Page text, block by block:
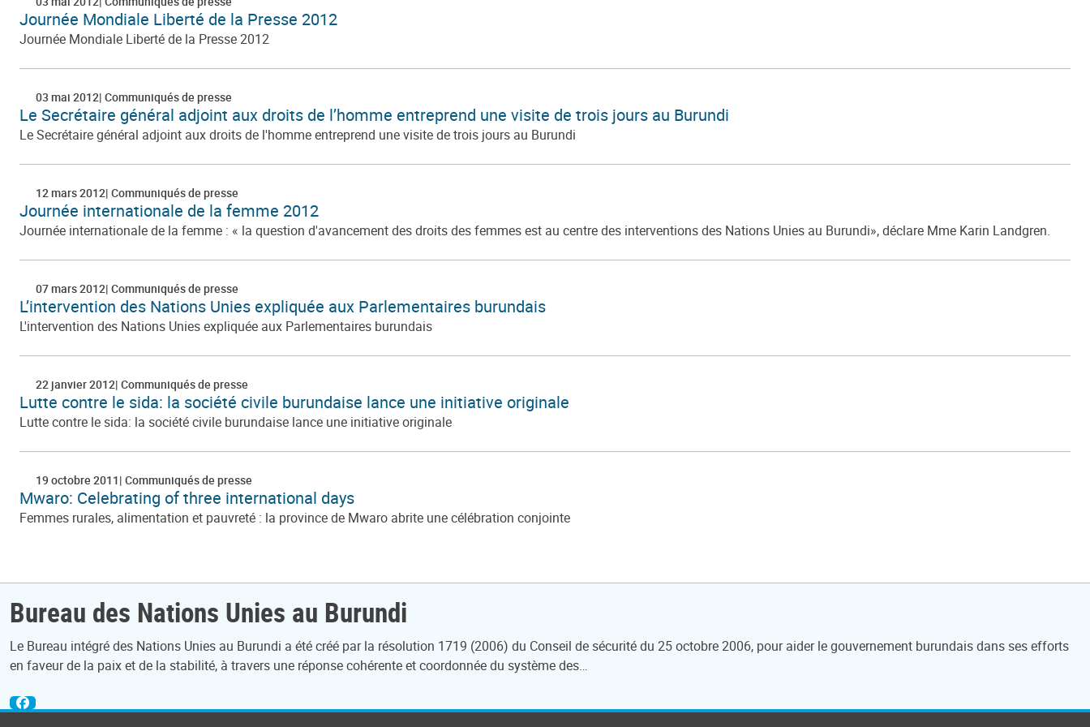
Journée Mondiale Liberté de la Presse 2012
Journée Mondiale Liberté de la Presse 2012
03 mai 2012 Communiqués de presse
Le Secrétaire général adjoint aux droits de l’homme entreprend une visite de trois jours au Burundi
Le Secrétaire général adjoint aux droits de l'homme entreprend une visite de trois jours au Burundi
12 mars 2012 Communiqués de presse
Journée internationale de la femme 2012
Journée internationale de la femme : « la question d'avancement des droits des femmes est au centre des interventions des Nations Unies au Burundi», déclare Mme Karin Landgren.
07 mars 2012 Communiqués de presse
L’intervention des Nations Unies expliquée aux Parlementaires burundais
L'intervention des Nations Unies expliquée aux Parlementaires burundais
22 janvier 2012 Communiqués de presse
Lutte contre le sida: la société civile burundaise lance une initiative originale
Lutte contre le sida: la société civile burundaise lance une initiative originale
19 octobre 2011 Communiqués de presse
Mwaro: Celebrating of three international days
Femmes rurales, alimentation et pauvreté : la province de Mwaro abrite une célébration conjointe
Bureau des Nations Unies au Burundi
Le Bureau intégré des Nations Unies au Burundi a été créé par la résolution 1719 (2006) du Conseil de sécurité du 25 octobre 2006, pour aider le gouvernement burundais dans ses efforts
en faveur de la paix et de la stabilité, à travers une réponse cohérente et coordonnée du système des…